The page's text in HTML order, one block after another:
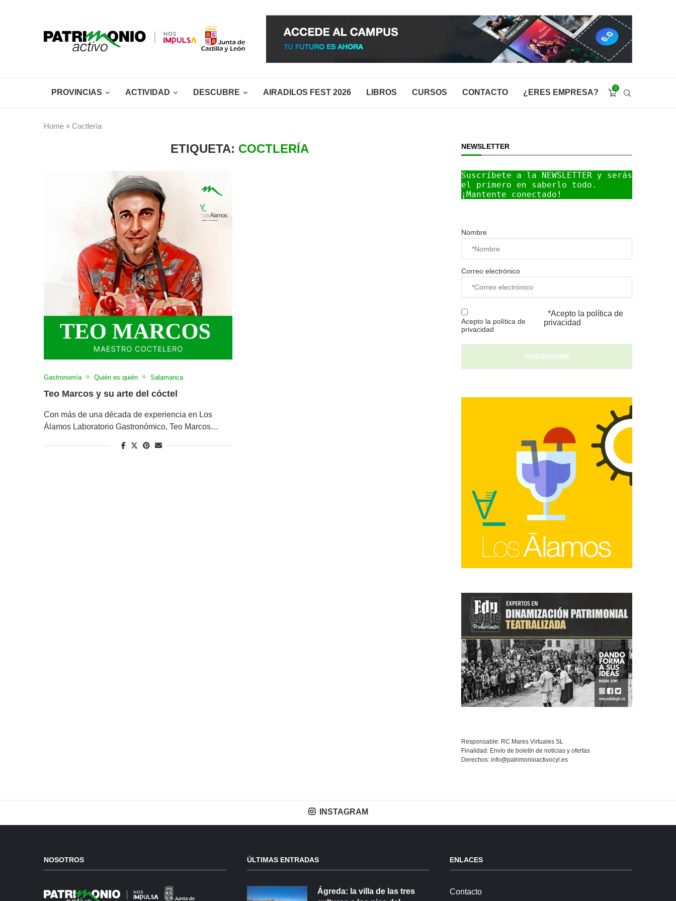
PROVINCIAS ACTIVIDAD DESCUBRE AIRADILOS FEST 2026 LIBROS CURSOS CONTACTO ¿ERES EMPRESA? 0
Home » Coctlería
ETIQUETA: COCTLERÍA
Gastronomía Quién es quién Salamanca
Teo Marcos y su arte del cóctel
Con más de una década de experiencia en Los
Álamos Laboratorio Gastronómico, Teo Marcos…
NEWSLETTER
Suscríbete a la NEWSLETTER y serás
el primero en saberlo todo.
¡Mantente conectado!
Nombre
Correo electrónico
Acepto la política de
privacidad
*Acepto la política de
privacidad
Responsable: RC Mares Virtuales SL
Finalidad: Envío de boletín de noticias y ofertas
Derechos: info@patrimonioactivocyl.es
INSTAGRAM
NOSOTROS ÚLTIMAS ENTRADAS
Ágreda: la villa de las tres
ENLACES
Contacto